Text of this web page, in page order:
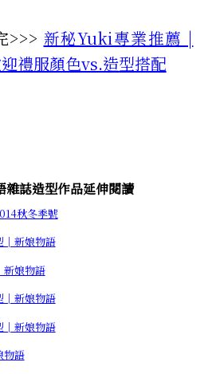
>>> 新秘Yuki專業推薦 |
禮服顏色vs.造型搭配
誌造型作品延伸閱讀
秋冬季號
│新娘物語
娘物語
│新娘物語
│新娘物語
物語